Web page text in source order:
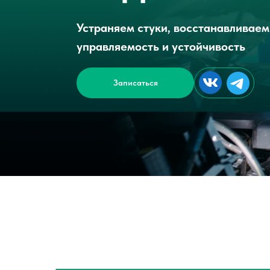
Устраняем стуки, восстанавливаем
управляемость и устойчивость
Записаться